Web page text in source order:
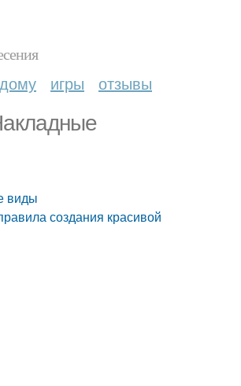
игры отзывы
виды
создания красивой